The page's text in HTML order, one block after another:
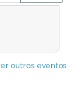
outros eventos